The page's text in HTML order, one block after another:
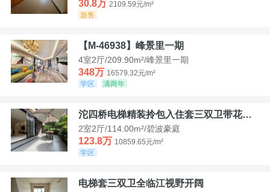
30.8万 2109.59元/m²
急售
【M-46938】峰景里一期
4室2厅/209.90m²/峰景里一期
348万 16579.32元/m²
学区
满两年
沱四桥电梯精装拎包入住套三双卫带花园40平米带车位
2室2厅/114.00m²/碧波豪庭
123.8万 10859.65元/m²
学区
电梯套三双卫全临江视野开阔